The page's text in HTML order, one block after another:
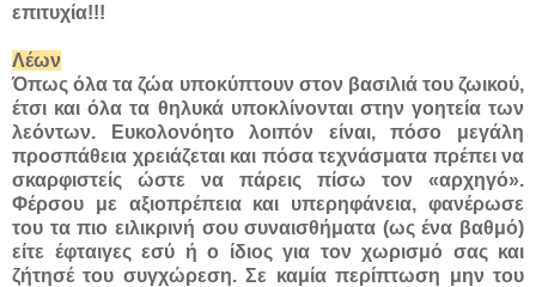
επιτυχία!!!
Λέων
Όπως όλα τα ζώα υποκύπτουν στον βασιλιά του ζωικού,
έτσι και όλα τα θηλυκά υποκλίνονται στην γοητεία των
λεόντων. Ευκολονόητο λοιπόν είναι, πόσο μεγάλη
προσπάθεια χρειάζεται και πόσα τεχνάσματα πρέπει να
σκαρφιστείς ώστε να πάρεις πίσω τον «αρχηγό».
Φέρσου με αξιοπρέπεια και υπερηφάνεια, φανέρωσε
του τα πιο ειλικρινή σου συναισθήματα (ως ένα βαθμό)
είτε έφταιγες εσύ ή ο ίδιος για τον χωρισμό σας και
ζήτησέ του συγχώρεση. Σε καμία περίπτωση μην του